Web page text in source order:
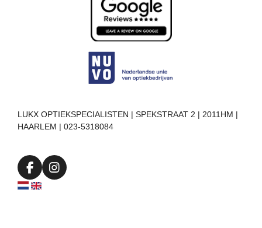
LUKX OPTIEKSPECIALISTEN | SPEKSTRAAT 2 | 2011HM |
HAARLEM | 023-5318084
F
a
I